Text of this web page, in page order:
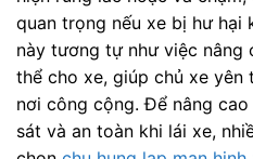
quan trọng nếu xe bị hư hại
này tương tự như việc nâng
thể cho xe, giúp chủ xe yên
nơi công cộng. Để nâng
sát và an toàn khi lái xe,